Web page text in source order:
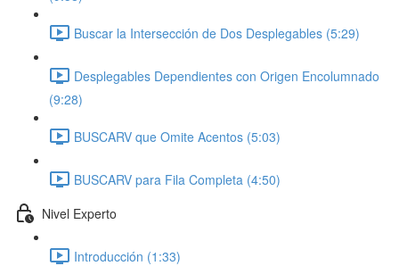
Buscar la Intersección de Dos Desplegables (5:29)
Desplegables Dependientes con Origen Encolumnado
(9:28)
BUSCARV que Omite Acentos (5:03)
BUSCARV para Fila Completa (4:50)
Nivel Experto
Introducción (1:33)